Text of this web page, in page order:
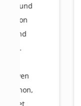
mit
jede